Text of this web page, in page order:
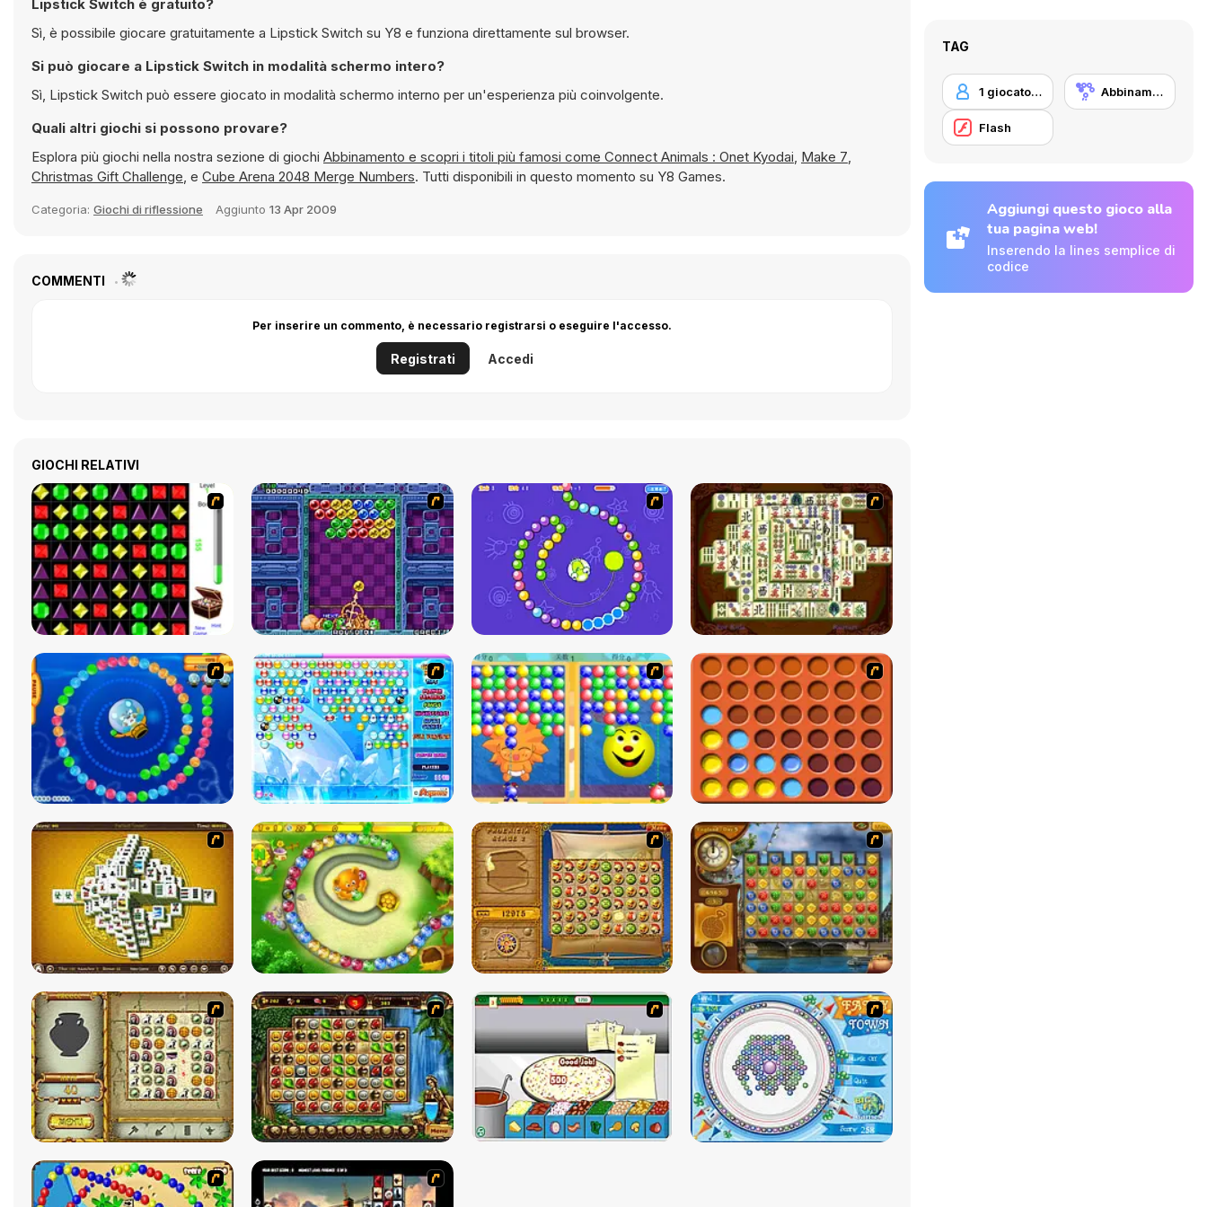
Lipstick Switch è gratuito?
Sì, è possibile giocare gratuitamente a Lipstick Switch su Y8 e funziona direttamente sul browser.
Si può giocare a Lipstick Switch in modalità schermo intero?
Sì, Lipstick Switch può essere giocato in modalità schermo interno per un'esperienza più coinvolgente.
Quali altri giochi si possono provare?
Esplora più giochi nella nostra sezione di giochi
Abbinamento e scopri i titoli più famosi come Connect Animals : Onet Kyodai, Make 7,
Christmas Gift Challenge, e Cube Arena 2048 Merge Numbers. Tutti disponibili in questo momento su Y8 Games.
Categoria: Giochi di riflessione Aggiunto 13 Apr 2009
COMMENTI
Per inserire un commento, è necessario registrarsi o eseguire l'accesso.
Registrati Accedi
GIOCHI RELATIVI
TAG
1 giocatore Abbinamento
Flash
Aggiungi questo gioco alla
tua pagina web!
Inserendo la lines semplice di
codice